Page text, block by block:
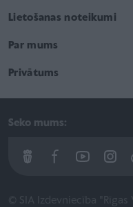
Lietošanas noteikumi
Par mums
Privātums
Seko mums:
© SIA Izdevniecība